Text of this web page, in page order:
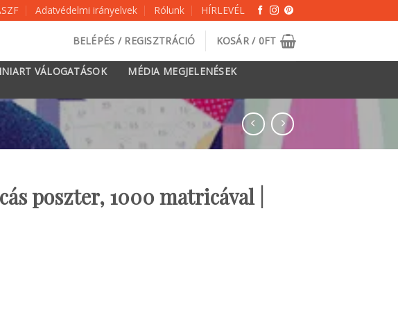
Adatvédelmi irányelvek Rólunk HÍRLEVÉL
BELÉPÉS / REGISZTRÁCIÓ KOSÁR / 0FT
VÁLOGATÁSOK
MÉDIA MEGJELENÉSEK
poszter, 1000 matricával |